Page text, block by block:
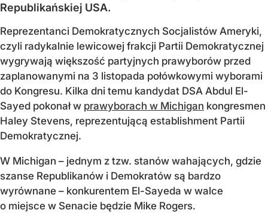
Republikańskiej USA.
Reprezentanci Demokratycznych Socjalistów Ameryki,
czyli radykalnie lewicowej frakcji Partii Demokratycznej
wygrywają większość partyjnych prawyborów przed
zaplanowanymi na 3 listopada połówkowymi wyborami
do Kongresu. Kilka dni temu kandydat DSA Abdul El-
Sayed pokonał w prawyborach w Michigan kongresmen
Haley Stevens, reprezentującą establishment Partii
Demokratycznej.
W Michigan – jednym z tzw. stanów wahających, gdzie
szanse Republikanów i Demokratów są bardzo
wyrównane – konkurentem El-Sayeda w walce
o miejsce w Senacie będzie Mike Rogers.